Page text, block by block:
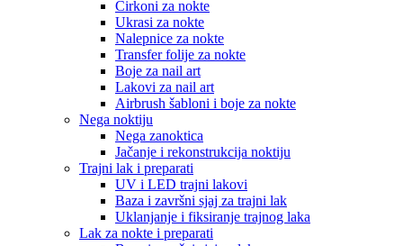
Cirkoni za nokte
Ukrasi za nokte
Nalepnice za nokte
Transfer folije za nokte
Boje za nail art
Lakovi za nail art
Airbrush šabloni i boje za nokte
Nega noktiju
Nega zanoktica
Jačanje i rekonstrukcija noktiju
Trajni lak i preparati
UV i LED trajni lakovi
Baza i završni sjaj za trajni lak
Uklanjanje i fiksiranje trajnog laka
Lak za nokte i preparati